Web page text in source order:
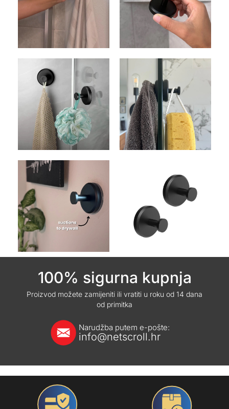
100% sigurna kupnja
Proizvod možete zamijeniti ili vratiti u roku od 14 dana
od primitka
Narudžba putem e-pošte:
info@netscroll.hr